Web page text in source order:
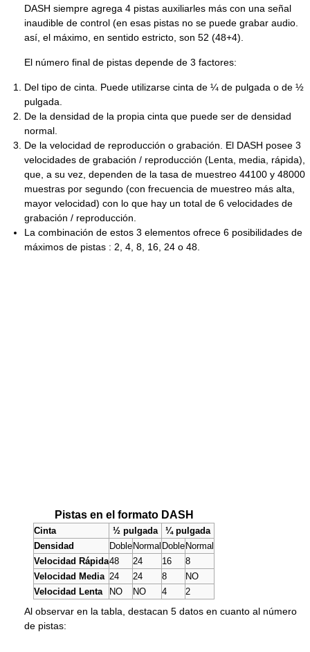
DASH siempre agrega 4 pistas auxiliarles más con una señal
inaudible de control (en esas pistas no se puede grabar audio.
así, el máximo, en sentido estricto, son 52 (48+4).
El número final de pistas depende de 3 factores:
Del tipo de cinta. Puede utilizarse cinta de ¼ de pulgada o de ½
pulgada.
De la densidad de la propia cinta que puede ser de densidad
normal.
De la velocidad de reproducción o grabación. El DASH posee 3
velocidades de grabación / reproducción (Lenta, media, rápida),
que, a su vez, dependen de la tasa de muestreo 44100 y 48000
muestras por segundo (con frecuencia de muestreo más alta,
mayor velocidad) con lo que hay un total de 6 velocidades de
grabación / reproducción.
La combinación de estos 3 elementos ofrece 6 posibilidades de
máximos de pistas : 2, 4, 8, 16, 24 o 48.
Pistas en el formato DASH
Cinta ½ pulgada
¼ pulgada
Densidad
Doble Normal Doble Normal
Velocidad Rápida48 24 16
8
Velocidad Media 24 24 8
NO
Velocidad Lenta
NO NO 4 2
Al observar en la tabla, destacan 5 datos en cuanto al número
de pistas: